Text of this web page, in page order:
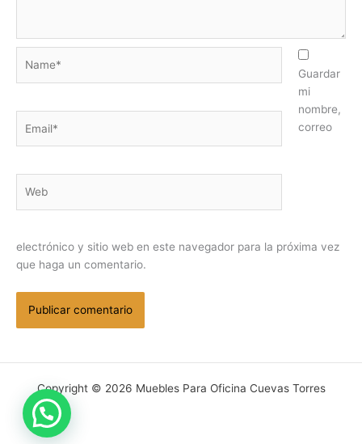
Guardar
mi
nombre,
correo
electrónico y sitio web en este navegador para la próxima vez
que haga un comentario.
Copyright © 2026 Muebles Para Oficina Cuevas Torres